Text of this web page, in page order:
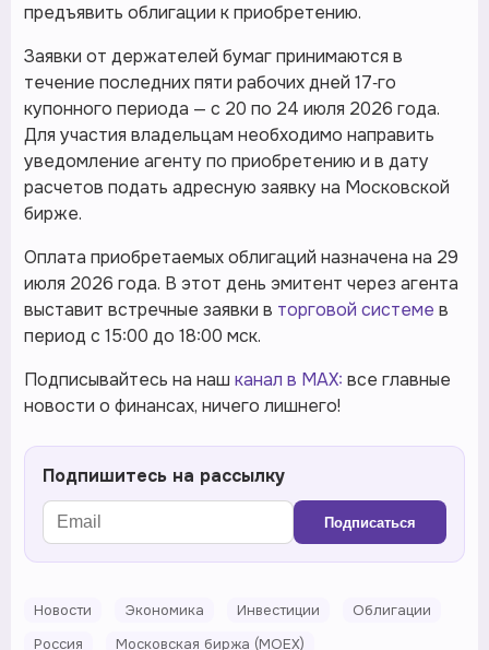
предъявить облигации к приобретению.
Заявки от держателей бумаг принимаются в
течение последних пяти рабочих дней 17‑го
купонного периода — с 20 по 24 июля 2026 года.
Для участия владельцам необходимо направить
уведомление агенту по приобретению и в дату
расчетов подать адресную заявку на Московской
бирже.
Оплата приобретаемых облигаций назначена на 29
июля 2026 года. В этот день эмитент через агента
выставит встречные заявки в торговой системе в
период с 15:00 до 18:00 мск.
Подписывайтесь на наш канал в MAX: все главные
новости о финансах, ничего лишнего!
Подпишитесь на рассылку
Подписаться
Новости Экономика Инвестиции
Облигации
Россия
Московская биржа (MOEX)